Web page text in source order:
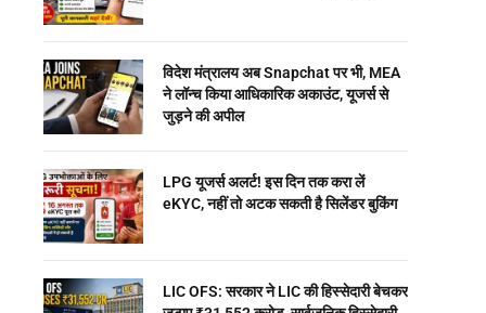
विदेश मंत्रालय अब Snapchat पर भी, MEA
ने लॉन्च किया आधिकारिक अकाउंट, यूजर्स से
जुड़ने की अपील
LPG यूजर्स अलर्ट! इस दिन तक करा लें
eKYC, नहीं तो अटक सकती है सिलेंडर बुकिंग
LIC OFS: सरकार ने LIC की हिस्सेदारी बेचकर